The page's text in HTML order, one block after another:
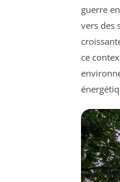
guerre
vers des
ce